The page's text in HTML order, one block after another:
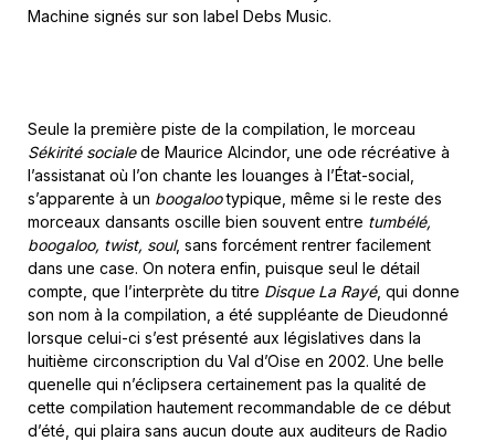
Machine signés sur son label Debs Music.
Seule la première piste de la compilation, le morceau
Sékirité socialede Maurice Alcindor, une ode récréative à
l’assistanat où l’on chante les louanges à l’État-social,
s’apparente à un boogalootypique, même si le reste des
morceaux dansants oscille bien souvent entre tumbélé,
boogaloo, twist, soul, sans forcément rentrer facilement
dans une case. On notera enfin, puisque seul le détail
compte, que l’interprète du titre Disque La Rayé, qui donne
son nom à la compilation, a été suppléante de Dieudonné
lorsque celui-ci s’est présenté aux législatives dans la
huitième circonscription du Val d’Oise en 2002. Une belle
quenelle qui n’éclipsera certainement pas la qualité de
cette compilation hautement recommandable de ce début
d’été, qui plaira sans aucun doute aux auditeurs de Radio